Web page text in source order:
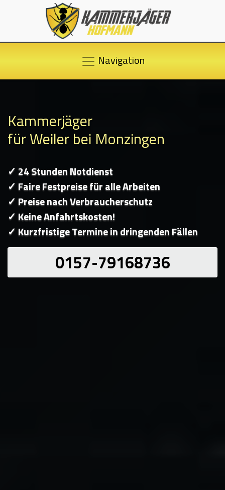
Navigation
Kammerjäger
für Weiler bei Monzingen
✓ 24 Stunden Notdienst
✓ Faire Festpreise für alle Arbeiten
✓ Preise nach Verbraucherschutz
✓ Keine Anfahrtskosten!
✓ Kurzfristige Termine in dringenden Fällen
0157-79168736